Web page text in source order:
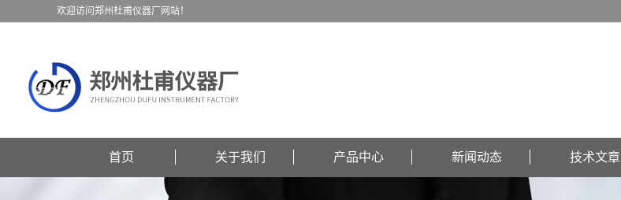
欢迎访问郑州杜甫仪器厂网站！
首页 关于我们 产品中心 新闻动态 技术文章